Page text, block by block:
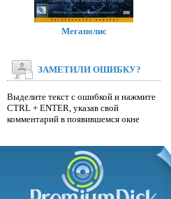
Мегаполис
ЗАМЕТИЛИ ОШИБКУ?
Выделите текст с ошибкой и нажмите
CTRL + ENTER, указав свой
комментарий в появившемся окне